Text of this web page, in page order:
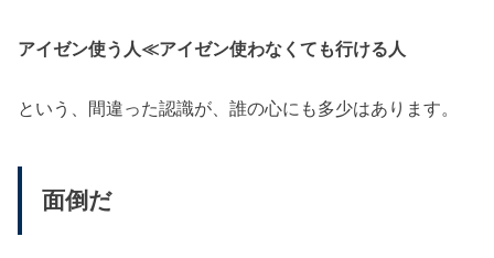
アイゼン使う人≪アイゼン使わなくても行ける人
という、間違った認識が、誰の心にも多少はあります。
面倒だ